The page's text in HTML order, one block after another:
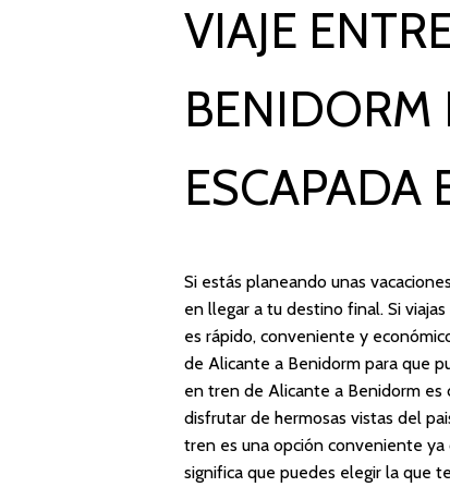
VIAJE
BENIDORM
ESCAPADA
Si estás planeando unas
en llegar a tu destino final. Si
es rápido, conveniente y
de Alicante a Benidorm para que
en tren de Alicante a Benidorm
disfrutar de hermosas vistas del
tren es una opción conveniente
significa que puedes elegir la que